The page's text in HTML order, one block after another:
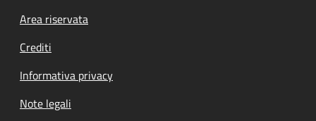
Footer menu
Area riservata
Crediti
Informativa privacy
Note legali